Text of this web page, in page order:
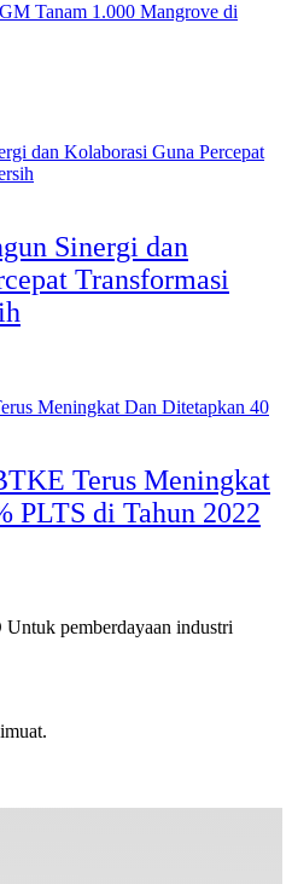
Tanam 1.000 Mangrove di
Sinergi dan
Transformasi
Terus Meningkat
PLTS di Tahun 2022
pemberdayaan industri